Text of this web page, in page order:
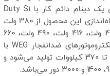
مختلف ارائه می‌شود و به عنوان یک دینام دائم کار با Duty S1
شناخته می‌شود. تنوع ولتاژهای راه‌اندازی این محصول از 380 ولت
تا 690 ولت شامل 380 ولت، 400 ولت، 416 ولت، 490 ولت، 660
ولت و 690 ولت می‌باشد. این الکتروموتورهای ضدانفجار WEG با
توان‌های مختلف از 0.12 کیلووات تا 370 کیلووات تولید می‌شود و